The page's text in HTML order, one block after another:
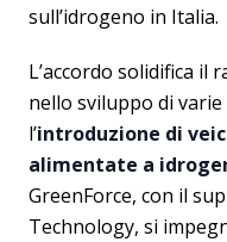
sull’idrogeno in Italia.
L’accordo solidifica il
nello sviluppo di
l’introduzione di
alimentate a
GreenForce, con il
Technology, si